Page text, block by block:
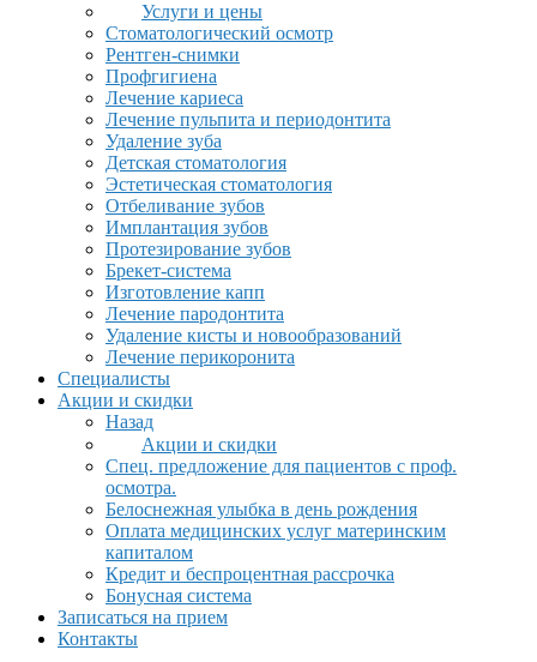
Услуги и цены
Стоматологический осмотр
Рентген-снимки
Профгигиена
Лечение кариеса
Лечение пульпита и периодонтита
Удаление зуба
Детская стоматология
Эстетическая стоматология
Отбеливание зубов
Имплантация зубов
Протезирование зубов
Брекет-система
Изготовление капп
Лечение пародонтита
Удаление кисты и новообразований
Лечение перикоронита
Специалисты
Акции и скидки
Назад
Акции и скидки
Спец. предложение для пациентов с проф.
осмотра.
Белоснежная улыбка в день рождения
Оплата медицинских услуг материнским
капиталом
Кредит и беспроцентная рассрочка
Бонусная система
Записаться на прием
Контакты